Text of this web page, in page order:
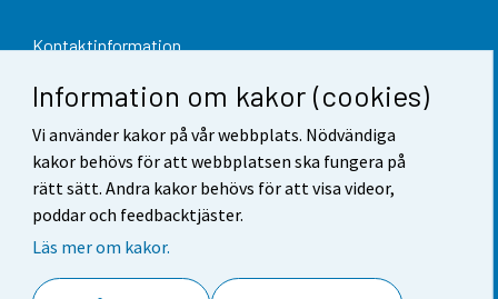
Information om kakor (cookies)
Vi använder kakor på vår webbplats. Nödvändiga
kakor behövs för att webbplatsen ska fungera på
rätt sätt. Andra kakor behövs för att visa videor,
poddar och feedbacktjäster.
Läs mer om kakor.
Kontaktinformation
Respons
Användarvillkor
Dataskydd
Tillgänglighet